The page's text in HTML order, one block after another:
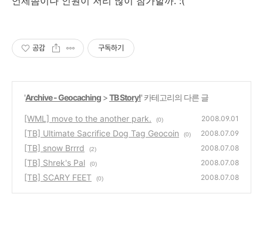
공감 구독하기
'Archive - Geocaching >TB Story!' 카테고리의 다른 글
[WML] move to the another park. (0) 2008.09.01
[TB] Ultimate Sacrifice Dog Tag Geocoin (0) 2008.07.09
[TB] snow Brrrd (2) 2008.07.08
[TB] Shrek's Pal (0) 2008.07.08
[TB] SCARY FEET (0) 2008.07.08